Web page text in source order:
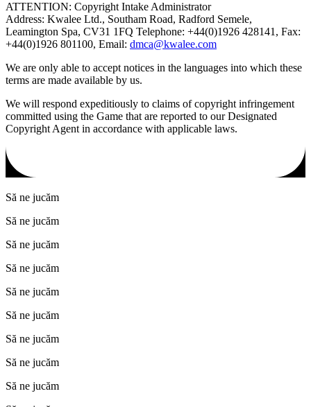
ATTENTION: Copyright Intake Administrator
Address: Kwalee Ltd., Southam Road, Radford Semele,
Leamington Spa, CV31 1FQ Telephone: +44(0)1926 428141, Fax:
+44(0)1926 801100, Email: dmca@kwalee.com
We are only able to accept notices in the languages into which these
terms are made available by us.
We will respond expeditiously to claims of copyright infringement
committed using the Game that are reported to our Designated
Copyright Agent in accordance with applicable laws.
Să ne jucăm
Să ne jucăm
Să ne jucăm
Să ne jucăm
Să ne jucăm
Să ne jucăm
Să ne jucăm
Să ne jucăm
Să ne jucăm